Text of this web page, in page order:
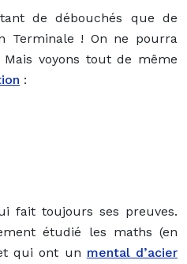
de débouchés que de
Terminale ! On ne pourra
voyons tout de même
:
fait toujours ses preuves.
étudié les maths (en
qui ont un mental d’acier